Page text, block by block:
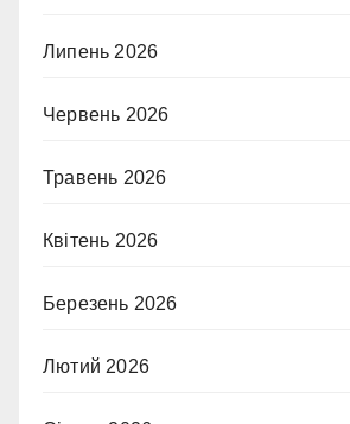
Липень 2026
Червень 2026
Травень 2026
Квітень 2026
Березень 2026
Лютий 2026